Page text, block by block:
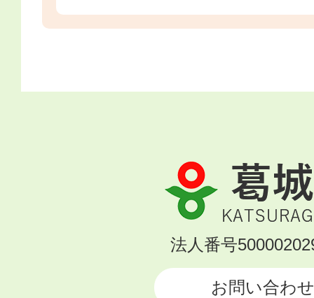
葛
城
市
KATSURAGI
法人番号
お問い合わせ